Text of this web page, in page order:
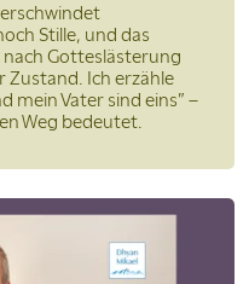
Stille, und das
Gotteslästerung
Zustand. Ich erzähle
mein Vater sind eins” –
Weg bedeutet.